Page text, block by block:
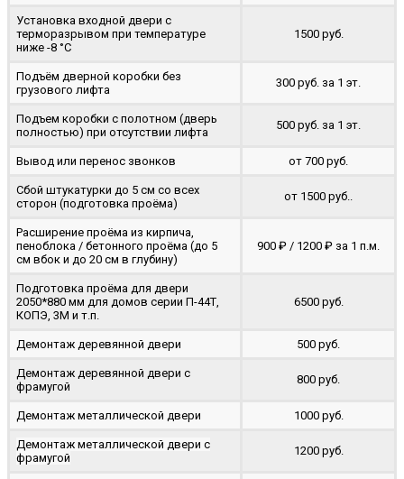
Установка входной двери с
терморазрывом при температуре
ниже -8 °C
1500 руб.
Подъём дверной коробки без
грузового лифта
300 руб. за 1 эт.
Подъем коробки с полотном (дверь
полностью) при отсутствии лифта
500 руб. за 1 эт.
Вывод или перенос звонков от 700 руб.
Сбой штукатурки до 5 см со всех
сторон (подготовка проёма)
от 1500 руб..
Расширение проёма из кирпича,
пеноблока / бетонного проёма (до 5
cм вбок и до 20 см в глубину)
900 ₽ / 1200 ₽ за 1 п.м.
Подготовка проёма для двери
2050*880 мм для домов серии П-44Т,
КОПЭ, 3М и т.п.
6500 руб.
Демонтаж деревянной двери 500 руб.
Демонтаж деревянной двери с
фрамугой
800 руб.
Демонтаж металлической двери 1000 руб.
Демонтаж металлической двери с
фрамугой
1200 руб.